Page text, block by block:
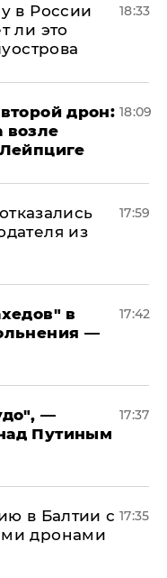
в России
ли это
18:33
дрон:
возле
18:09
из
17:59
в
—
17:42
—
Путиным
17:37
в Балтии с
дронами
17:35